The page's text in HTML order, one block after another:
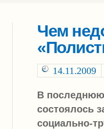
Чем
14.11.2009
В последнюю
состоялось
социально-